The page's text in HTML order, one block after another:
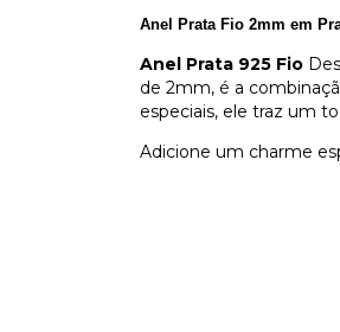
Anel Prata Fio 2mm em
Anel Prata 925 Fio
de 2mm, é a
especiais, ele traz um
Adicione um charme